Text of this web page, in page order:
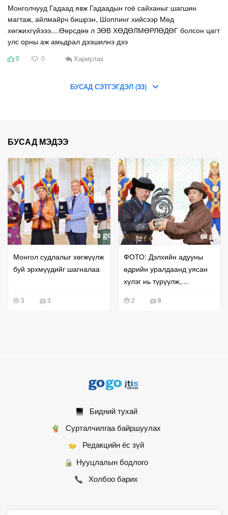
Монголчууд Гадаад явж Гадаадын гоё сайханыг шагшин
магтаж, айлмайрч бишрэн, Шоппинг хийсээр Мөд
хөгжихгүйэээ....Өөрсдөө л ЗӨВ ХӨДӨЛМӨРЛӨДӨГ болсон цагт
улс орны аж амьдрал дээшилнэ дээ
0 0 Хариулах
БУСАД СЭТГЭГДЭЛ (33)
БУСАД МЭДЭЭ
Монгол судлалыг хөгжүүлж
буй эрхмүүдийг шагналаа
3 3
ФОТО: Дэлхийн адууны
өдрийн уралдаанд уясан
хүлэг нь түрүүлж,
шагналаа
2 8
Бидний тухай
Сурталчилгаа байршуулах
Редакцийн ёс зүй
Нууцлалын бодлого
Холбоо барих